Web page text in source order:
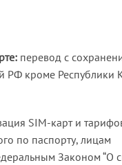
перевод с
РФ кроме Республики
SIM-карт и тарифов
по паспорту, лицам
Законом “О